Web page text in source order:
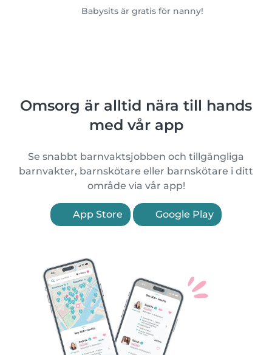
Babysits är gratis för nanny!
Omsorg är alltid nära till hands
med vår app
Se snabbt barnvaktsjobben och tillgängliga
barnvakter, barnskötare eller barnskötare i ditt
område via vår app!
App Store Google Play